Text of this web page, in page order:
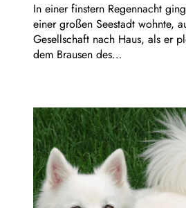
In einer finstern Regennacht
einer großen Seestadt wohnte,
Gesellschaft nach Haus, als er
dem Brausen des…